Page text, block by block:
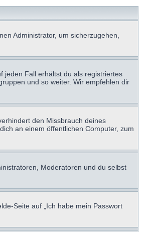
Administrator, um sicherzugehen,
jeden Fall erhältst du als registriertes
und so weiter. Wir empfehlen dir
den Missbrauch deines
an einem öffentlichen Computer, zum
Moderatoren und du selbst
Seite auf „Ich habe mein Passwort